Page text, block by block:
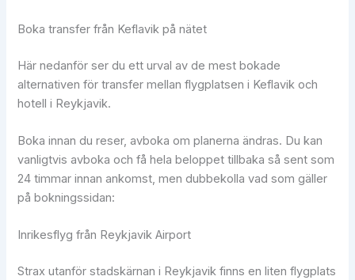
Boka transfer från Keflavik på nätet
Här nedanför ser du ett urval av de mest bokade
alternativen för transfer mellan flygplatsen i Keflavik och
hotell i Reykjavik.
Boka innan du reser, avboka om planerna ändras. Du kan
vanligtvis avboka och få hela beloppet tillbaka så sent som
24 timmar innan ankomst, men dubbekolla vad som gäller
på bokningssidan:
Inrikesflyg från Reykjavik Airport
Strax utanför stadskärnan i Reykjavik finns en liten flygplats